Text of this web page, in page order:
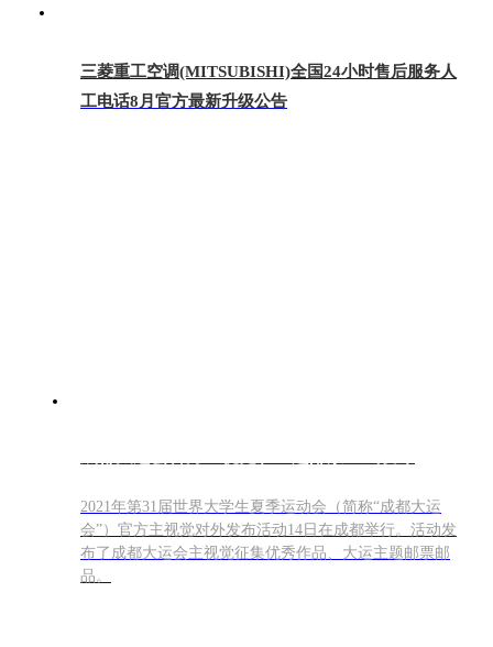
三菱重工空调(MITSUBISHI)全国24小时售后服务人
工电话8月官方最新升级公告
2021年第31届世界大学生夏季运动会（简称“成都大运
会”）官方主视觉对外发布活动14日在成都举行。活动发
布了成都大运会主视觉征集优秀作品、大运主题邮票邮
品。